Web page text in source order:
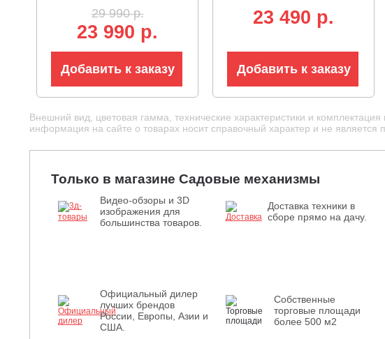
29 990 р.
23 990 р.
Добавить к заказу
23 490 p.
Добавить к заказу
Внешний вид, цветовая гамма, технические характеристики и
информация на сайте о товарах носит справочный характер и не является
Только в магазине Садовые механизмы
Видео-обзоры и 3D
изображения для
большинства товаров.
Доставка техники в
сборе прямо на дачу.
Официальный дилер
лучших брендов
России, Европы, Азии и
США.
Собственные
торговые площади
более 500 м2